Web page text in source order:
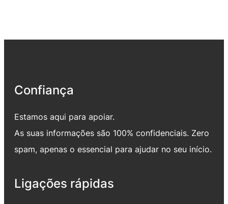
Confiança
Estamos aqui para apoiar.
As suas informações são 100% confidenciais. Zero
spam, apenas o essencial para ajudar no seu início.
Ligações rápidas